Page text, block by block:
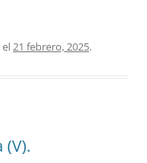
el21 febrero, 2025.